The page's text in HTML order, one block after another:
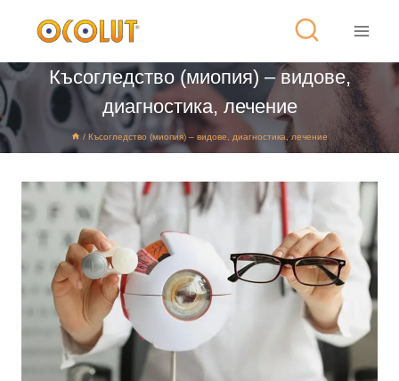
Късогледство (миопия) – видове,
диагностика, лечение
/ Късогледство (миопия) – видове, диагностика, лечение